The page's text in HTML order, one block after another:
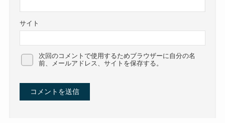
サイト
次回のコメントで使用するためブラウザーに自分の名
前、メールアドレス、サイトを保存する。